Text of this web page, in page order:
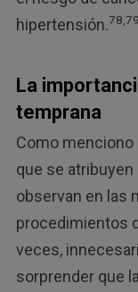
hipertensión.78,79
La
temprana
Como
que se
observan en las
procedimientos
veces,
sorprender que